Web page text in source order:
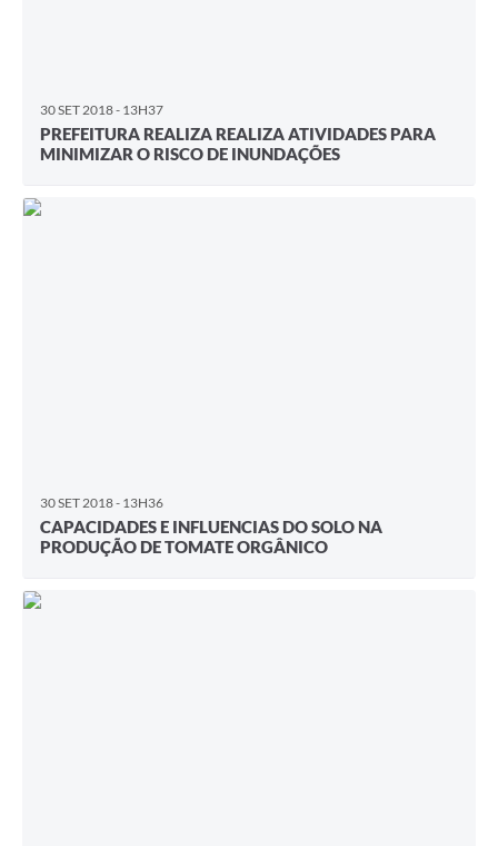
30 SET 2018 - 13H37
PREFEITURA REALIZA REALIZA ATIVIDADES PARA
MINIMIZAR O RISCO DE INUNDAÇÕES
30 SET 2018 - 13H36
CAPACIDADES E INFLUENCIAS DO SOLO NA
PRODUÇÃO DE TOMATE ORGÂNICO